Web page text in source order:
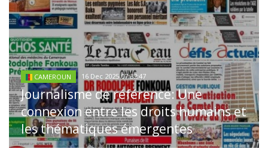
CAMEROUN 16 Dec 2025 07:32:47
Journalisme de référence: Une
connexion entre les droits humains et
les thématiques émergentes